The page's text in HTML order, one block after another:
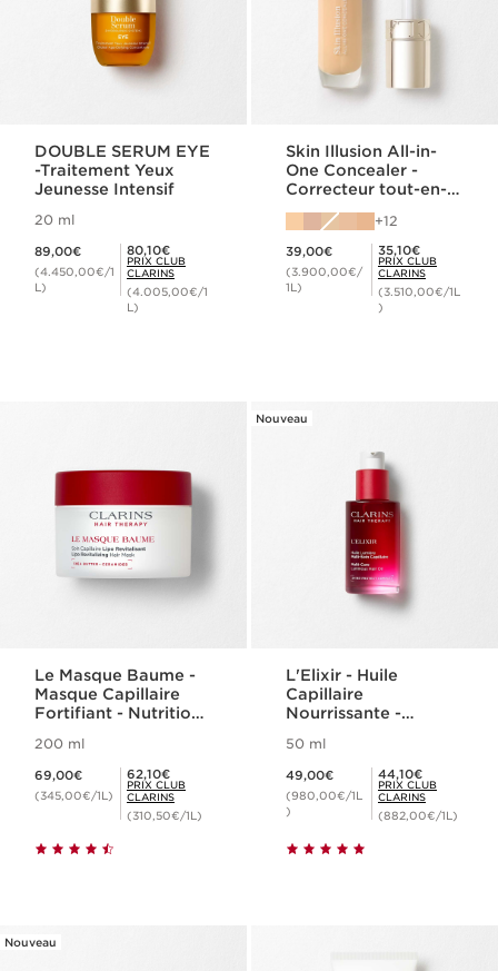
DOUBLE SERUM EYE
-Traitement Yeux
Jeunesse Intensif
20 ml
89,00€
(4.450,00€/1
L)
Prix Club Clarins 80,10€
80,10€
PRIX CLUB
CLARINS
(4.005,00€/1
L)
Skin Illusion All-in-
One Concealer -
Correcteur tout-en-
12
39,00€
(3.900,00€/
1L)
Prix Club Clarins 35,10€
35,10€
PRIX CLUB
CLARINS
(3.510,00€/1L
)
Le Masque Baume -
Masque Capillaire
Fortifiant - Nutrition
200 ml
69,00€
(345,00€/1L)
Prix Club Clarins 62,10€
62,10€
PRIX CLUB
CLARINS
(310,50€/1L)
Nouveau
L'Elixir - Huile
Capillaire
Nourrissante -
Brillance
50 ml
49,00€
(980,00€/1L
)
Prix Club Clarins 44,10€
44,10€
PRIX CLUB
CLARINS
(882,00€/1L)
Nouveau